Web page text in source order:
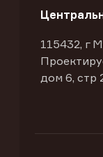
115432, г
дом 6, стр